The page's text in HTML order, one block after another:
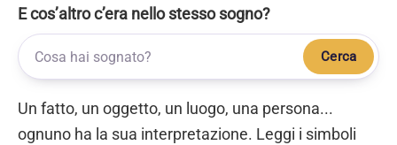
E cos’altro c’era nello stesso sogno?
Cerca
Un fatto, un oggetto, un luogo, una persona...
ognuno ha la sua interpretazione. Leggi i simboli